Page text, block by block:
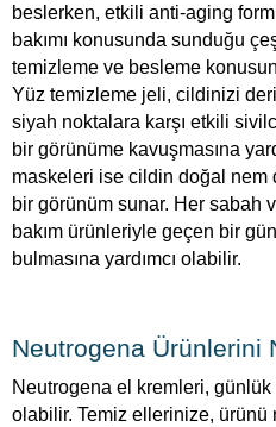
beslerken, etkili anti-aging
bakımı konusunda sunduğu
temizleme ve besleme
Yüz temizleme jeli, cildinizi
siyah noktalara karşı etkili
bir görünüme kavuşmasına
maskeleri ise cildin doğal nem
bir görünüm sunar. Her sabah
bakım ürünleriyle geçen bir
bulmasına yardımcı olabilir.
Neutrogena Ürünlerini
Neutrogena el kremleri, günlük
olabilir. Temiz ellerinize, ürünü